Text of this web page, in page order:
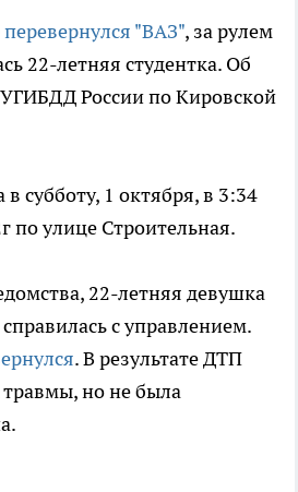
перевернулся "ВАЗ", за рулем
22-летняя студентка. Об
УГИБДД России по Кировской
субботу, 1 октября, в 3:34
по улице Строительная.
22-летняя девушка
с управлением.
. В результате ДТП
но не была